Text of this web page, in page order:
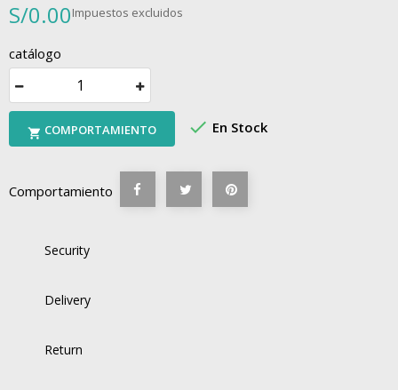
S/0.00Impuestos excluidos
catálogo
 COMPORTAMIENTO  En Stock
Comportamiento
Security
Delivery
Return